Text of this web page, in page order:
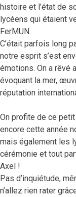
histoire et l’état de
lycéens qui étaient
FerMUN.
C’était parfois long
notre esprit s’est
émotions. On a rêvé
évoquant la mer,
réputation
On profite de ce
encore cette année
mais également les
cérémonie et tout
Axel !
Pas d’inquiétude,
n’allez rien rater